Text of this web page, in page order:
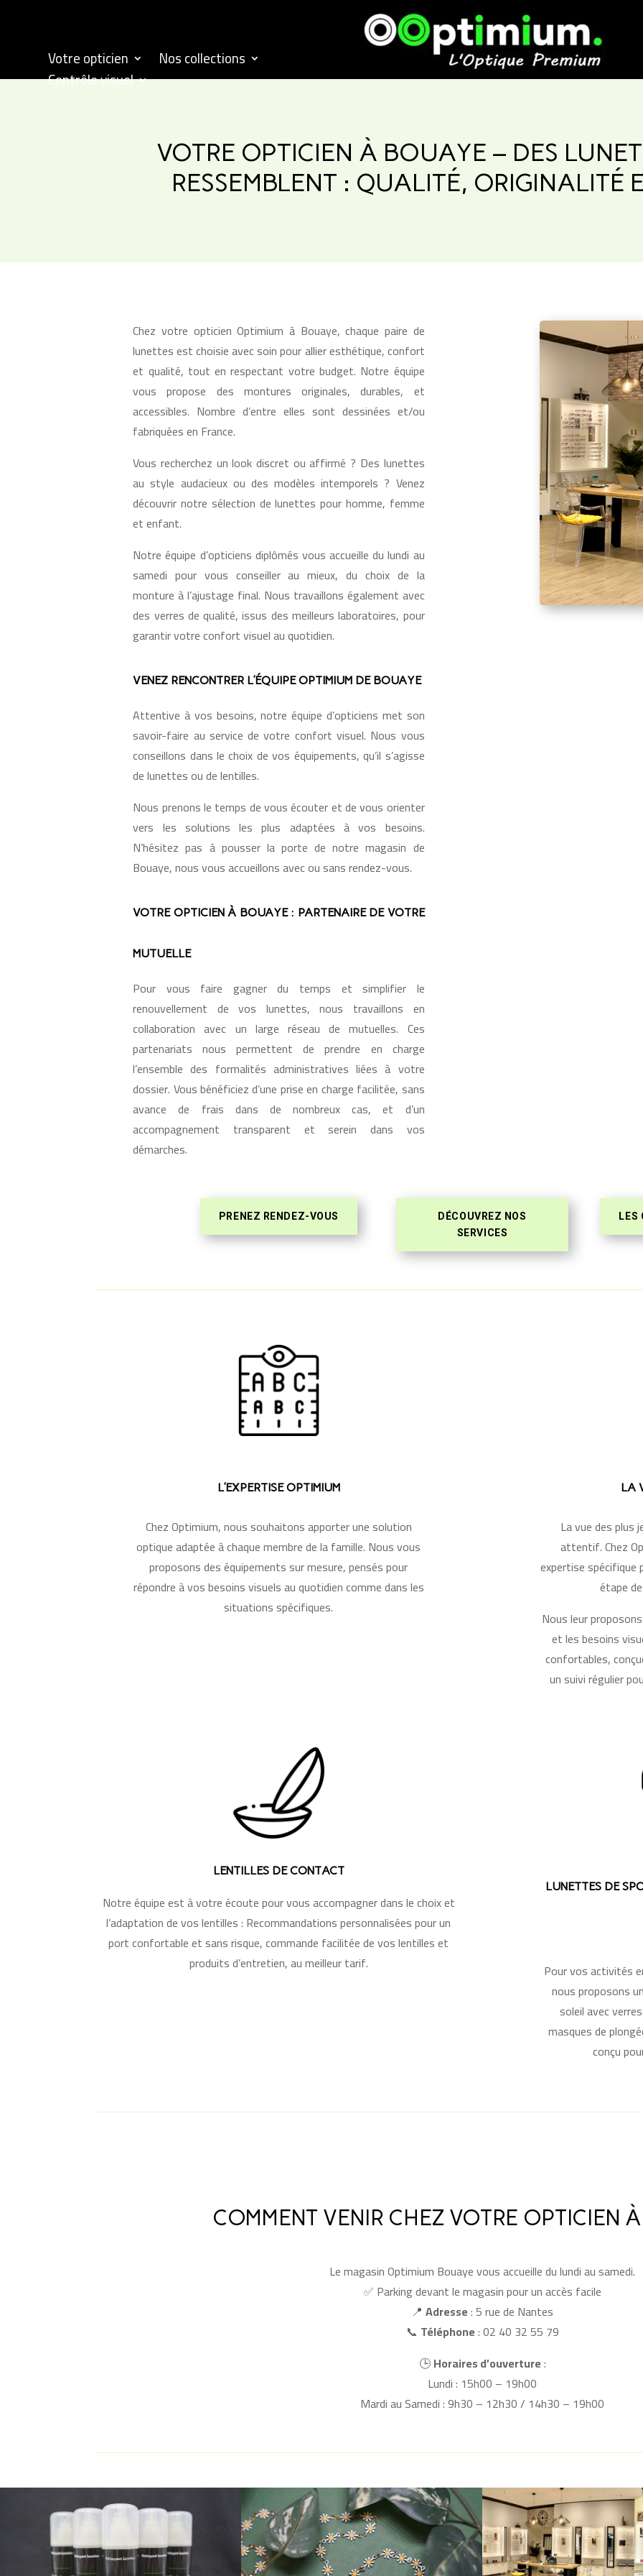
Votre opticien
Nos collections
Contrôle visuel
VOTRE OPTICIEN À BOUAYE – DES
RESSEMBLENT : QUALITÉ, ORIGINALITÉ
Chez votre opticien Optimium à Bouaye, chaque paire de
lunettes est choisie avec soin pour allier esthétique, confort
et qualité, tout en respectant votre budget. Notre équipe
vous propose des montures originales, durables, et
accessibles. Nombre d’entre elles sont dessinées et/ou
fabriquées en France.
Vous recherchez un look discret ou affirmé ? Des lunettes
au style audacieux ou des modèles intemporels ? Venez
découvrir notre sélection de lunettes pour homme, femme
et enfant.
Notre équipe d’opticiens diplômés vous accueille du lundi au
samedi pour vous conseiller au mieux, du choix de la
monture à l’ajustage final. Nous travaillons également avec
des verres de qualité, issus des meilleurs laboratoires, pour
garantir votre confort visuel au quotidien.
VENEZ RENCONTRER L’ÉQUIPE OPTIMIUM DE BOUAYE
Attentive à vos besoins, notre équipe d’opticiens met son
savoir-faire au service de votre confort visuel. Nous vous
conseillons dans le choix de vos équipements, qu’il s’agisse
de lunettes ou de lentilles.
Nous prenons le temps de vous écouter et de vous orienter
vers les solutions les plus adaptées à vos besoins.
N’hésitez pas à pousser la porte de notre magasin de
Bouaye, nous vous accueillons avec ou sans rendez-vous.
VOTRE OPTICIEN À BOUAYE : PARTENAIRE DE VOTRE
MUTUELLE
Pour vous faire gagner du temps et simplifier le
renouvellement de vos lunettes, nous travaillons en
collaboration avec un large réseau de mutuelles. Ces
partenariats nous permettent de prendre en charge
l’ensemble des formalités administratives liées à votre
dossier. Vous bénéficiez d’une prise en charge facilitée, sans
avance de frais dans de nombreux cas, et d’un
accompagnement transparent et serein dans vos
démarches.
PRENEZ RENDEZ-VOUS
DÉCOUVREZ NOS
SERVICES
LES
L’EXPERTISE OPTIMIUM
Chez Optimium, nous souhaitons apporter une solution
optique adaptée à chaque membre de la famille. Nous vous
proposons des équipements sur mesure, pensés pour
répondre à vos besoins visuels au quotidien comme dans les
situations spécifiques.
LA
La vue des plus
attentif. Chez
expertise spécifique
étape
Nous leur
et les besoins
confortables,
un suivi régulier
LENTILLES DE CONTACT
Notre équipe est à votre écoute pour vous accompagner dans le choix et
l’adaptation de vos lentilles : Recommandations personnalisées pour un
port confortable et sans risque, commande facilitée de vos lentilles et
produits d’entretien, au meilleur tarif.
LUNETTES DE
Pour vos activités
nous proposons
soleil avec
masques de
conçu
COMMENT VENIR CHEZ VOTRE OPTICIEN
Le magasinOptimium Bouayevous accueille du lundi au samedi.
✅ Parking devant le magasin pour un accès facile
📍 Adresse: 5 rue de Nantes
📞 Téléphone: 02 40 32 55 79
🕒Horaires d’ouverture:
Lundi : 15h00 – 19h00
Mardi au Samedi : 9h30 – 12h30 / 14h30 – 19h00